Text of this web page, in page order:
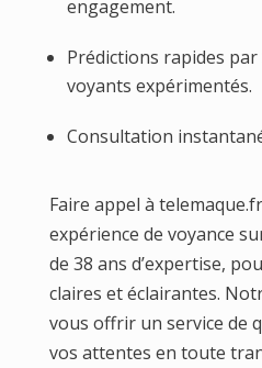
engagement.
Prédictions rapides
voyants expérimentés.
Consultation
Faire appel à
expérience de voyance
de 38 ans d’expertise,
claires et éclairantes.
vous offrir un service de
vos attentes en toute